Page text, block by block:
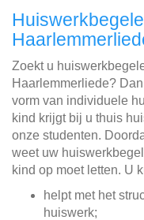
Zoekt u
Haarlemmerliede?
vorm van individuele
kind krijgt bij u thuis
onze studenten.
weet uw
kind op moet letten. U
helpt met het
huiswerk;